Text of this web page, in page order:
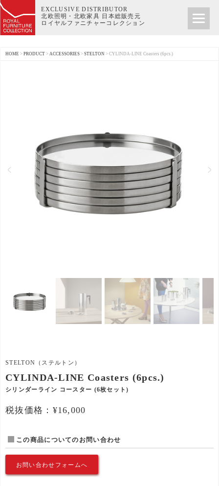
EXCLUSIVE DISTRIBUTOR
北欧照明・北欧家具 日本総販売元
ロイヤルファニチャーコレクション
HOME > PRODUCT > ACCESSORIES > STELTON > CYLINDA-LINE Coasters (6pcs.)
STELTON（ステルトン）
CYLINDA-LINE Coasters (6pcs.)
シリンダーライン コースター (6枚セット)
税抜価格：¥16,000
この商品についてのお問い合わせ
お問い合わせフォームへ